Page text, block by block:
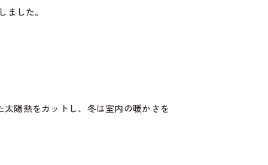
した。
陽熱をカットし、冬は室内の暖かさを